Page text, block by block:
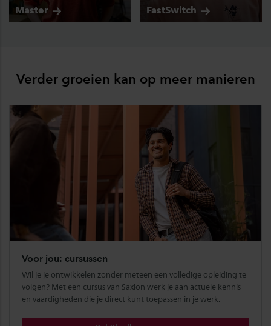
Master FastSwitch
Verder groeien kan op meer manieren
Voor jou: cursussen
Wil je je ontwikkelen zonder meteen een volledige opleiding te
volgen? Met een cursus van Saxion werk je aan actuele kennis
en vaardigheden die je direct kunt toepassen in je werk.